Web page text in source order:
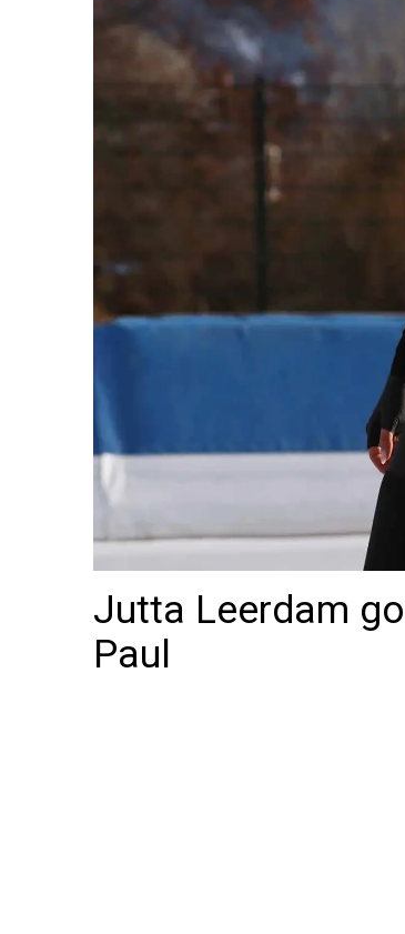
Jutta Leerdam
Paul